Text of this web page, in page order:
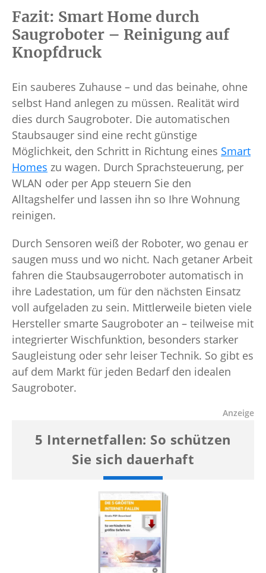
Fazit: Smart Home durch
Saugroboter – Reinigung auf
Knopfdruck
Ein sauberes Zuhause – und das beinahe, ohne
selbst Hand anlegen zu müssen. Realität wird
dies durch Saugroboter. Die automatischen
Staubsauger sind eine recht günstige
Möglichkeit, den Schritt in Richtung eines Smart
Homes zu wagen. Durch Sprachsteuerung, per
WLAN oder per App steuern Sie den
Alltagshelfer und lassen ihn so Ihre Wohnung
reinigen.
Durch Sensoren weiß der Roboter, wo genau er
saugen muss und wo nicht. Nach getaner Arbeit
fahren die Staubsaugerroboter automatisch in
ihre Ladestation, um für den nächsten Einsatz
voll aufgeladen zu sein. Mittlerweile bieten viele
Hersteller smarte Saugroboter an – teilweise mit
integrierter Wischfunktion, besonders starker
Saugleistung oder sehr leiser Technik. So gibt es
auf dem Markt für jeden Bedarf den idealen
Saugroboter.